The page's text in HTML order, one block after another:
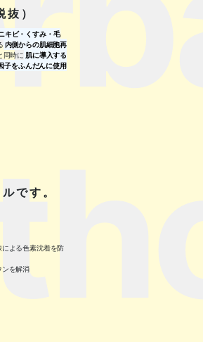
）
キビ・くすみ・毛
内側からの肌細胞再
同時に 肌に導入する
子をふんだんに使用
です。
よる色素沈着を防
ンを解消